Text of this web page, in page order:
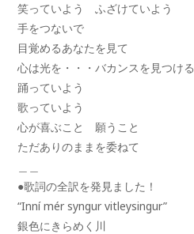
笑っていよう ふざけていよう
手をつないで
目覚めるあなたを見て
心は光を・・・バカンスを見つける
踊っていよう
歌っていよう
心が喜ぶこと 願うこと
ただありのままを委ねて
●歌詞の全訳を発見ました！
“Inní mér syngur vitleysingur”
銀色にきらめく川